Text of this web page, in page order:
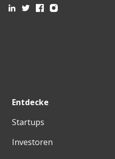
Entdecke
Startups
Investoren